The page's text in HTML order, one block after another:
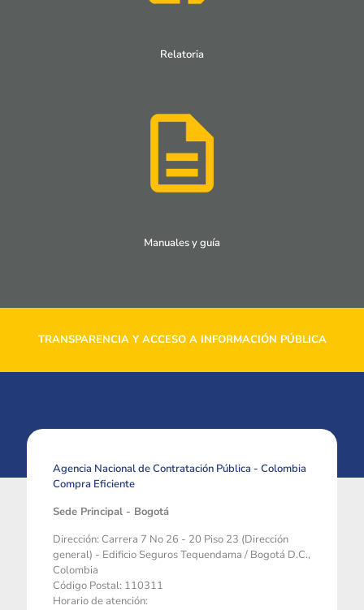
Relatoria
Manuales y guía
TRANSPARENCIA Y ACCESO A INFORMACIÓN PÚBLICA
Agencia Nacional de Contratación Pública - Colombia
Compra Eficiente
Sede Principal - Bogotá
Dirección: Carrera 7 No 26 - 20 Piso 23 (Dirección
general) - Edificio Seguros Tequendama / Bogotá D.C.,
Colombia
Código Postal: 110311
Horario de atención: